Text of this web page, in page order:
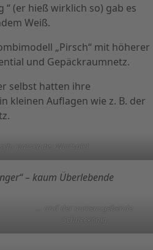
“ (er hieß wirklich so) gab es
Weiß.
„Pirsch“ mit höherer
und Gepäckraumnetz.
selbst hatten ihre
kleinen Auflagen wie z. B. der
passendes Wortspiel
– kaum Überlebende
… und der namensgebende
Schneekönig